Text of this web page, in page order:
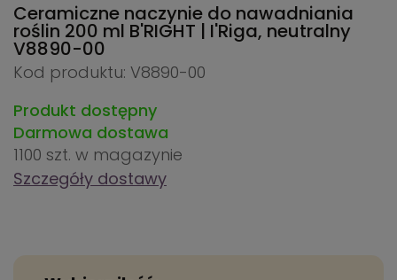
Ceramiczne naczynie do nawadniania
roślin 200 ml B'RIGHT | I'Riga, neutralny
V8890-00
Kod produktu: V8890-00
Produkt dostępny
Darmowa dostawa
1100 szt. w magazynie
Szczegóły dostawy